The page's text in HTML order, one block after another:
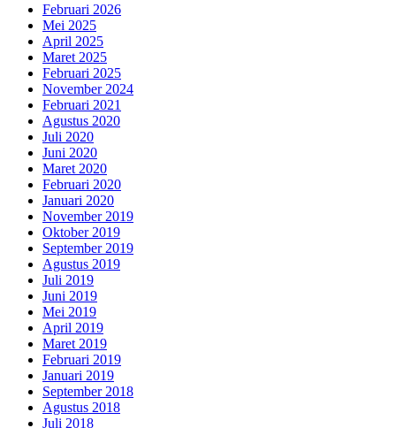
Februari 2026
Mei 2025
April 2025
Maret 2025
Februari 2025
November 2024
Februari 2021
Agustus 2020
Juli 2020
Juni 2020
Maret 2020
Februari 2020
Januari 2020
November 2019
Oktober 2019
September 2019
Agustus 2019
Juli 2019
Juni 2019
Mei 2019
April 2019
Maret 2019
Februari 2019
Januari 2019
September 2018
Agustus 2018
Juli 2018